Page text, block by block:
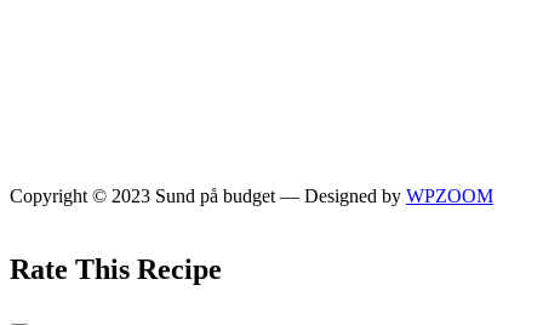
Copyright © 2023 Sund på budget — Designed by WPZOOM
Rate This Recipe